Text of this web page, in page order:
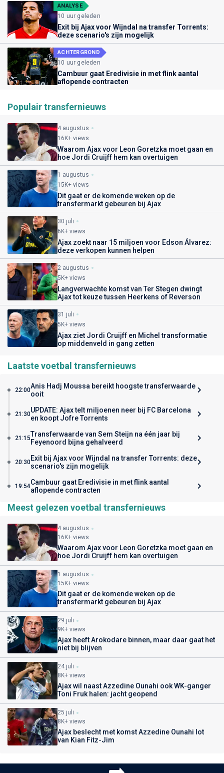
ANALYSE
10 uur geleden
Exit bij Ajax voor Wijndal na transfer Torrents:
deze scenario's zijn mogelijk
ACHTERGROND
10 uur geleden
Cambuur gaat Eredivisie in met flink aantal
aflopende contracten
Populair transfernieuws
4 augustus
16K+ views
Waarom Ajax voor Leon Goretzka moet gaan en
hoe Jordi Cruijff hem kan overtuigen
1 augustus
15K+ views
Dit gaat er de komende weken op de
transfermarkt gebeuren bij Ajax
30 juli
6K+ views
Ajax zoekt naar 15 miljoen voor Edson Álvarez:
deze verkopen kunnen helpen
2 augustus
5K+ views
Langverwachte komst van Ter Stegen dwingt
Ajax tot keuze tussen Heerkens of Reverson
31 juli
5K+ views
Ajax ziet Jordi Cruijff en Michel transformatie
op middenveld in gang zetten
Laatste voetbal transfernieuws
22:00Anis Hadj Moussa bereikt hoogste transferwaarde
ooit
21:30UPDATE: Ajax telt miljoenen neer bij FC Barcelona
en koopt Jofre Torrents
21:15Transferwaarde van Sem Steijn na één jaar bij
Feyenoord bijna gehalveerd
20:30Exit bij Ajax voor Wijndal na transfer Torrents: deze
scenario's zijn mogelijk
19:54Cambuur gaat Eredivisie in met flink aantal
aflopende contracten
Meest gelezen voetbal transfernieuws
4 augustus
16K+ views
Waarom Ajax voor Leon Goretzka moet gaan en
hoe Jordi Cruijff hem kan overtuigen
1 augustus
15K+ views
Dit gaat er de komende weken op de
transfermarkt gebeuren bij Ajax
29 juli
9K+ views
Ajax heeft Arokodare binnen, maar daar gaat het
niet bij blijven
24 juli
8K+ views
Ajax wil naast Azzedine Ounahi ook WK-ganger
Toni Fruk halen: jacht geopend
25 juli
8K+ views
Ajax beslecht met komst Azzedine Ounahi lot
van Kian Fitz-Jim